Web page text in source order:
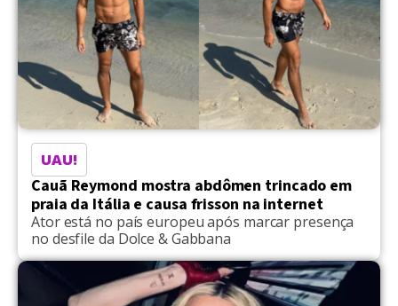
UAU!
Cauã Reymond mostra abdômen trincado em
praia da Itália e causa frisson na internet
Ator está no país europeu após marcar presença
no desfile da Dolce & Gabbana